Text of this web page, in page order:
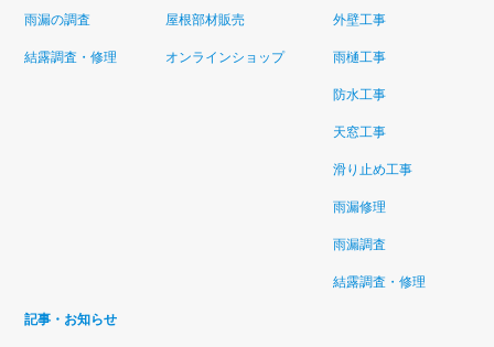
雨漏の調査
結露調査・修理
屋根部材販売
オンラインショップ
外壁工事
雨樋工事
防水工事
天窓工事
滑り止め工事
雨漏修理
雨漏調査
結露調査・修理
記事・お知らせ